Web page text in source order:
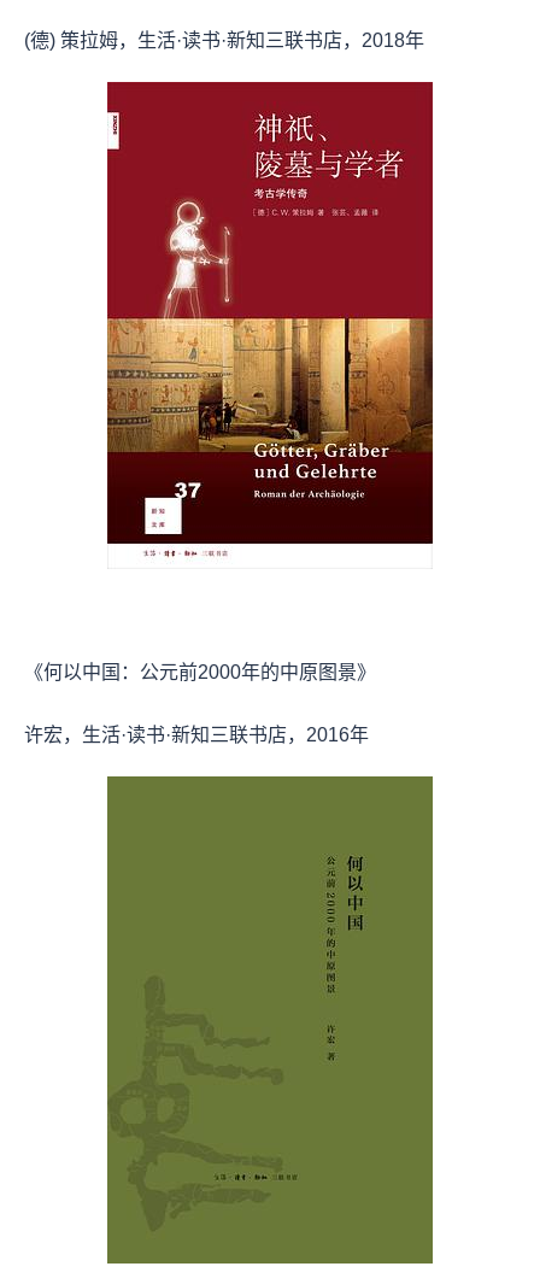
(德) 策拉姆，生活·读书·新知三联书店，2018年
《何以中国：公元前2000年的中原图景》
许宏，生活·读书·新知三联书店，2016年